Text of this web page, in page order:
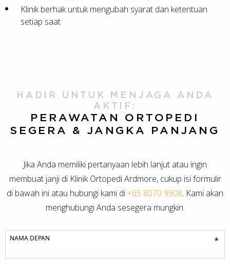
Klinik berhak untuk mengubah syarat dan ketentuan
setiap saat
HADIR UNTUK MENJAGA ANDA
AKTIF:
PERAWATAN ORTOPEDI
SEGERA & JANGKA PANJANG
Jika Anda memiliki pertanyaan lebih lanjut atau ingin
membuat janji di Klinik Ortopedi Ardmore, cukup isi formulir
di bawah ini atau hubungi kami di+65 8070 9908. Kami akan
menghubungi Anda sesegera mungkin.
NAMA DEPAN *